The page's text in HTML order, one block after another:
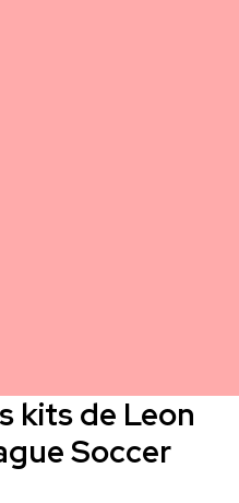
kits de Leon
Soccer